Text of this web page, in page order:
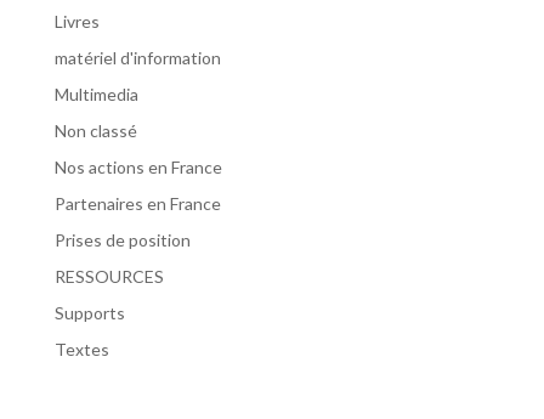
Livres
matériel d'information
Multimedia
Non classé
Nos actions en France
Partenaires en France
Prises de position
RESSOURCES
Supports
Textes